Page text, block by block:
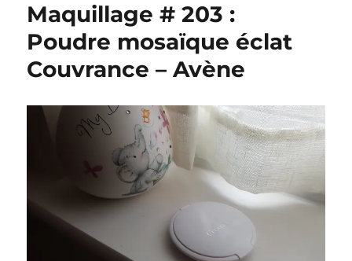
Maquillage # 203 :
Poudre mosaïque éclat
Couvrance – Avène